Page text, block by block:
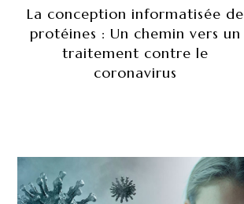
La conception informatisée de
protéines : Un chemin vers un
traitement contre le
coronavirus